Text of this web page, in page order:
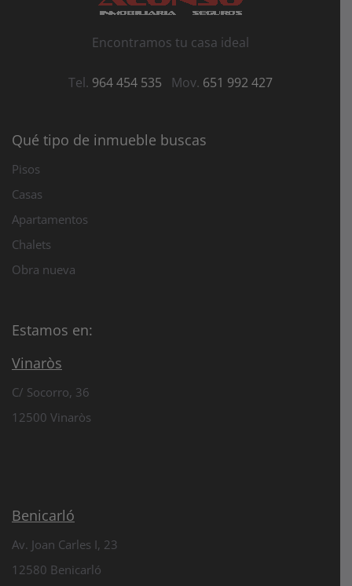
Encontramos tu casa ideal
Tel. 964 454 535 Mov. 651 992 427
Qué tipo de inmueble buscas
Pisos
Casas
Apartamentos
Chalets
Obra nueva
Estamos en:
Vinaròs
C/ Socorro, 36
12500 Vinaròs
Benicarló
Av. Joan Carles I, 23
12580 Benicarló